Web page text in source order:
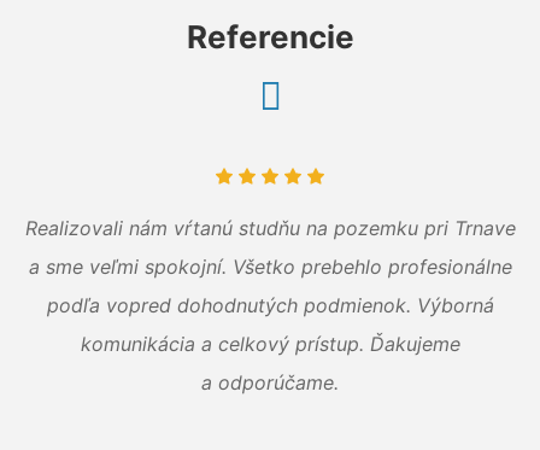
Referencie
Realizovali nám vŕtanú studňu na pozemku pri Trnave
a sme veľmi spokojní. Všetko prebehlo profesionálne
podľa vopred dohodnutých podmienok. Výborná
komunikácia a celkový prístup. Ďakujeme
a odporúčame.